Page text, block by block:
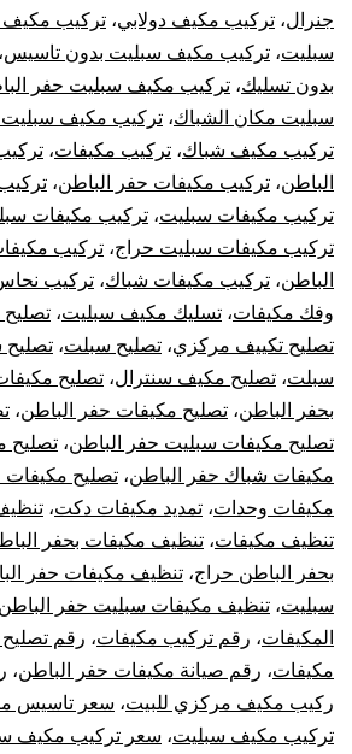
جنرال، تركيب مكيف دولابي، تركيب
سبليت، تركيب مكيف سبليت بدون تاسيس،
بدون تسليك، تركيب مكيف سبليت حفر
سبليت مكان الشباك، تركيب مكيف
تركيب مكيف شباك، تركيب مكيفات،
الباطن، تركيب مكيفات حفر الباطن،
تركيب مكيفات سبليت، تركيب مكيفات
تركيب مكيفات سبليت حراج، تركيب
الباطن، تركيب مكيفات شباك، تركيب
وفك مكيفات، تسليك مكيف سبليت، تصليح
تصليح تكييف مركزي، تصليح سبلت، تصليح
سبلت، تصليح مكيف سنترال، تصليح
بحفر الباطن، تصليح مكيفات حفر الباطن،
تصليح مكيفات سبليت حفر الباطن، تصليح
مكيفات شباك حفر الباطن، تصليح
مكيفات وحدات، تمديد مكيفات دكت،
تنظيف مكيفات، تنظيف مكيفات بحفر
بحفر الباطن حراج، تنظيف مكيفات حفر
سبليت، تنظيف مكيفات سبليت حفر الباطن
المكيفات، رقم تركيب مكيفات، رقم
مكيفات، رقم صيانة مكيفات حفر الباطن،
ركيب مكيف مركزي للبيت، سعر تاسيس
تركيب مكيف سبليت، سعر تركيب مكيف